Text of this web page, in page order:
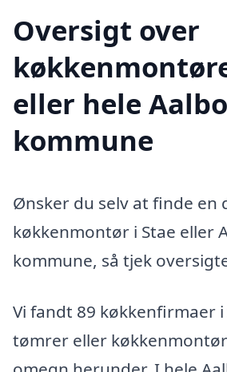
Oversigt over
eller hele
kommune
Ønsker du selv at finde en
køkkenmontør i Stae eller
kommune, så tjek
Vi fandt 89 køkkenfirmaer i
tømrer eller